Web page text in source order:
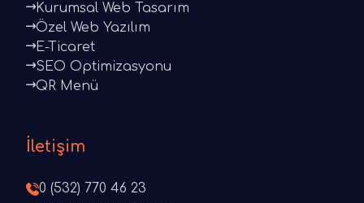
Kurumsal Web Tasarım
Özel Web Yazılım
E-Ticaret
SEO Optimizasyonu
QR Menü
İletişim
0 (532) 770 46 23